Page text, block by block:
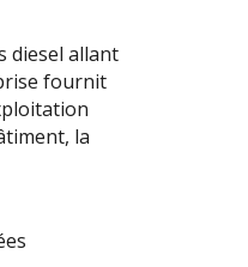
diesel allant
fournit
la